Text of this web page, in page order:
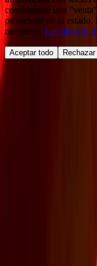
considerarse una
privacidad de tu estado.
momento. Lee nuestro
Aceptar todo